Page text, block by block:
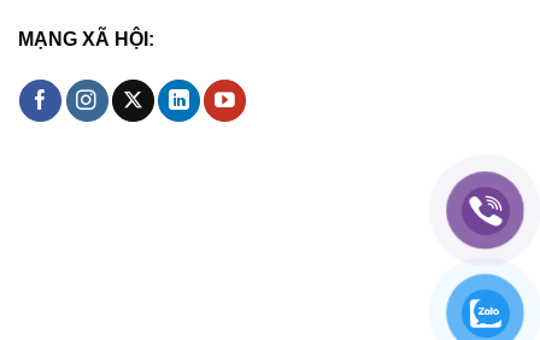
MẠNG XÃ HỘI: